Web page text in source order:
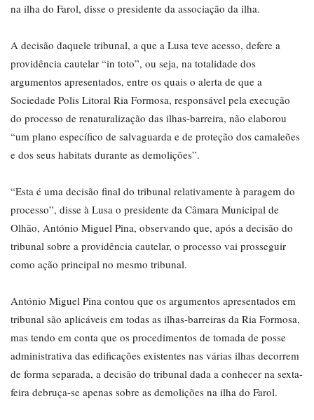
na ilha do Farol, disse o presidente da associação da ilha.
A decisão daquele tribunal, a que a Lusa teve acesso, defere a
providência cautelar “in toto”, ou seja, na totalidade dos
argumentos apresentados, entre os quais o alerta de que a
Sociedade Polis Litoral Ria Formosa, responsável pela execução
do processo de renaturalização das ilhas-barreira, não elaborou
“um plano específico de salvaguarda e de proteção dos camaleões
e dos seus habitats durante as demolições”.
“Esta é uma decisão final do tribunal relativamente à paragem do
processo”, disse à Lusa o presidente da Câmara Municipal de
Olhão, António Miguel Pina, observando que, após a decisão do
tribunal sobre a providência cautelar, o processo vai prosseguir
como ação principal no mesmo tribunal.
António Miguel Pina contou que os argumentos apresentados em
tribunal são aplicáveis em todas as ilhas-barreiras da Ria Formosa,
mas tendo em conta que os procedimentos de tomada de posse
administrativa das edificações existentes nas várias ilhas decorrem
de forma separada, a decisão do tribunal dada a conhecer na sexta-
feira debruça-se apenas sobre as demolições na ilha do Farol.